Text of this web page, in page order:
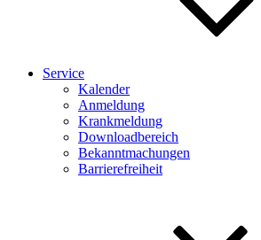
Service
Kalender
Anmeldung
Krankmeldung
Downloadbereich
Bekanntmachungen
Barrierefreiheit